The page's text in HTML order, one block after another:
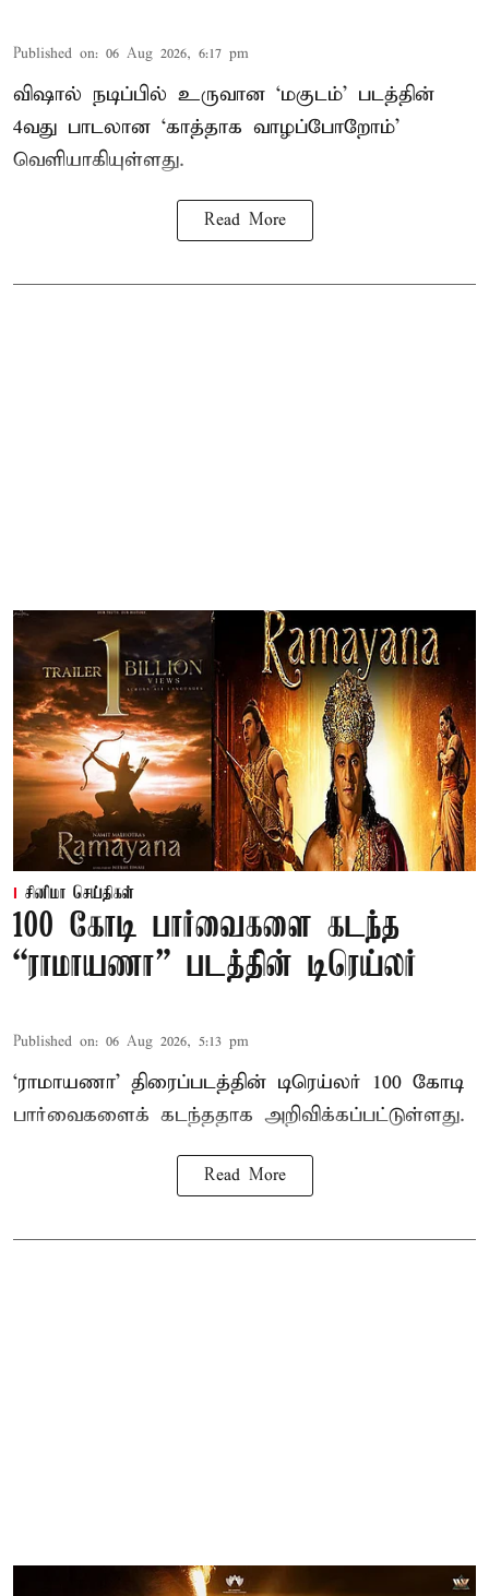
Published on: 06 Aug 2026, 6:17 pm
விஷால் நடிப்பில் உருவான ‘மகுடம்’ படத்தின்
4வது பாடலான ‘காத்தாக வாழப்போறோம்’
வெளியாகியுள்ளது.
Read More
சினிமா செய்திகள்
100 கோடி பார்வைகளை கடந்த
“ராமாயணா” படத்தின் டிரெய்லர்
Published on: 06 Aug 2026, 5:13 pm
‘ராமாயணா’ திரைப்படத்தின் டிரெய்லர் 100 கோடி
பார்வைகளைக் கடந்ததாக அறிவிக்கப்பட்டுள்ளது.
Read More